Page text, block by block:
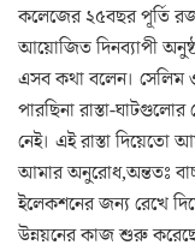
কলেজের ২৫বছর পূর্তি
আয়োজিত দিনব্যাপী
এসব কথা বলেন।
পারছিনা রাস্তা-
নেই। এই রাস্তা দিয়েতো
আমার অনুরোধ,অন্ততঃ
ইলেকশনের জন্য রেখে
উন্নয়নের কাজ শুরু